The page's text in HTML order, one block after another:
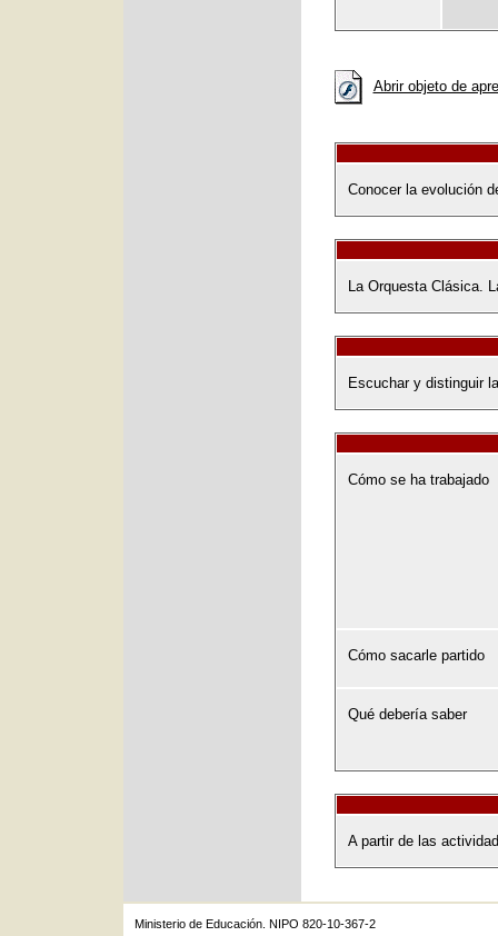
Abrir objeto de
Conocer la evolución
La Orquesta Clásica.
Escuchar y distinguir
Cómo se ha trabajado
Cómo sacarle partido
Qué debería saber
A partir de las
Ministerio de Educación. NIPO 820-10-367-2